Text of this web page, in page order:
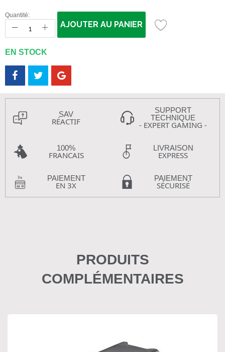
Quantité:
AJOUTER AU PANIER
EN STOCK
SAV
RÉACTIF
SUPPORT
TECHNIQUE
- EXPERT GAMING -
100%
FRANCAIS
LIVRAISON
EXPRESS
PAIEMENT
EN 3X
PAIEMENT
SÉCURISÉ
PRODUITS
COMPLÉMENTAIRES